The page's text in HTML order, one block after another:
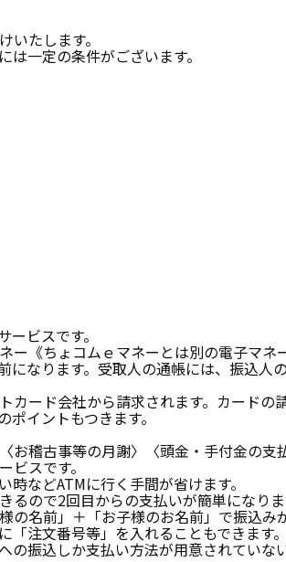
たします。
一定の条件がございます。
ビスです。
《ちょコムｅマネーとは別の電子マ
なります。受取人の通帳には、振込
ード会社から請求されます。カード
イントもつきます。
お稽古事等の月謝〉〈頭金・手付金の
スです。
などATMに行く手間が省けます。
ので2回目からの支払いが簡単になりま
名前」＋「お子様のお名前」で振込み
注文番号等」を入れることもできます。
振込しか支払い方法が用意されていな